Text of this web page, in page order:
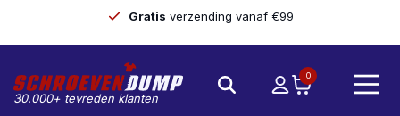
Gratis verzending vanaf €99
30.000+ tevreden klanten
0